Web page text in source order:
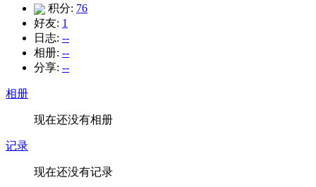
积分: 76
好友: 1
日志: --
相册: --
分享: --
相册
现在还没有相册
记录
现在还没有记录